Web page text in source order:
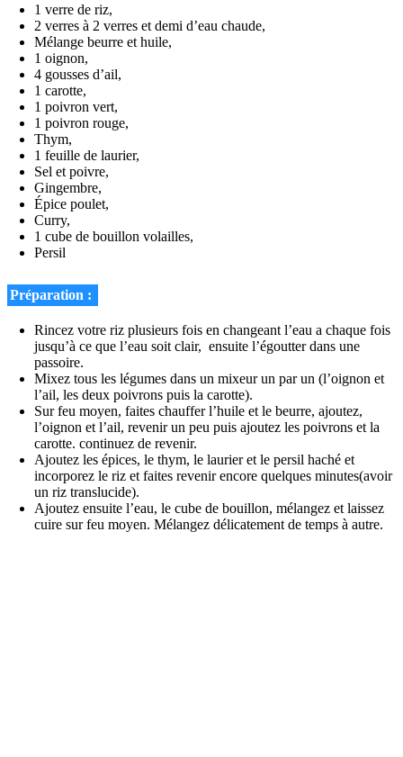
1 verre de riz,
2 verres à 2 verres et demi d’eau chaude,
Mélange beurre et huile,
1 oignon,
4 gousses d’ail,
1 carotte,
1 poivron vert,
1 poivron rouge,
Thym,
1 feuille de laurier,
Sel et poivre,
Gingembre,
Épice poulet,
Curry,
1 cube de bouillon volailles,
Persil
Préparation :
Rincez votre riz plusieurs fois en changeant l’eau a chaque fois
jusqu’à ce que l’eau soit clair, ensuite l’égoutter dans une
passoire.
Mixez tous les légumes dans un mixeur un par un (l’oignon et
l’ail, les deux poivrons puis la carotte).
Sur feu moyen, faites chauffer l’huile et le beurre, ajoutez,
l’oignon et l’ail, revenir un peu puis ajoutez les poivrons et la
carotte. continuez de revenir.
Ajoutez les épices, le thym, le laurier et le persil haché et
incorporez le riz et faites revenir encore quelques minutes(avoir
un riz translucide).
Ajoutez ensuite l’eau, le cube de bouillon, mélangez et laissez
cuire sur feu moyen. Mélangez délicatement de temps à autre.